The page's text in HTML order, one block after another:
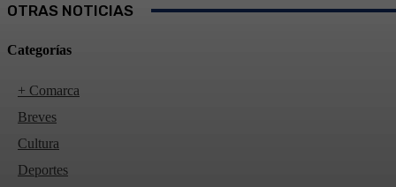
OTRAS NOTICIAS
Categorías
+ Comarca
Breves
Cultura
Deportes